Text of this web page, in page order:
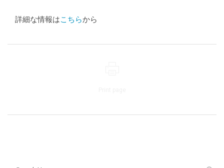
詳細な情報はこちらから